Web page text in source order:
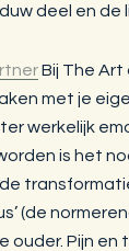
deel en de
Bij The
met je
werkelijk
is het
(de
ouder. Pijn